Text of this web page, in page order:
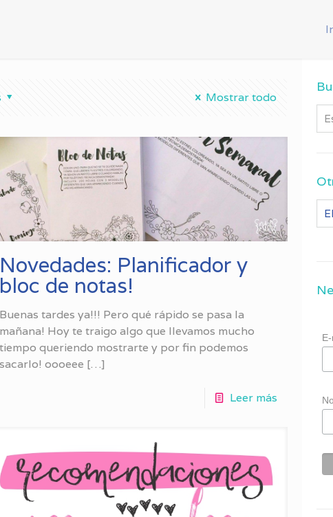
Mostrar todo
Novedades: Planificador y
bloc de notas!
Buenas tardes ya!!! Pero qué rápido se pasa la
mañana! Hoy te traigo algo que llevamos mucho
tiempo queriendo mostrarte y por fin podemos
sacarlo! oooeee […]
Leer más